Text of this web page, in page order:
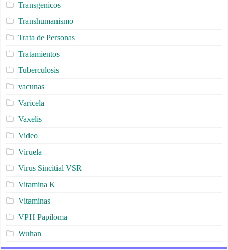
Transgenicos
Transhumanismo
Trata de Personas
Tratamientos
Tuberculosis
vacunas
Varicela
Vaxelis
Video
Viruela
Virus Sincitial VSR
Vitamina K
Vitaminas
VPH Papiloma
Wuhan